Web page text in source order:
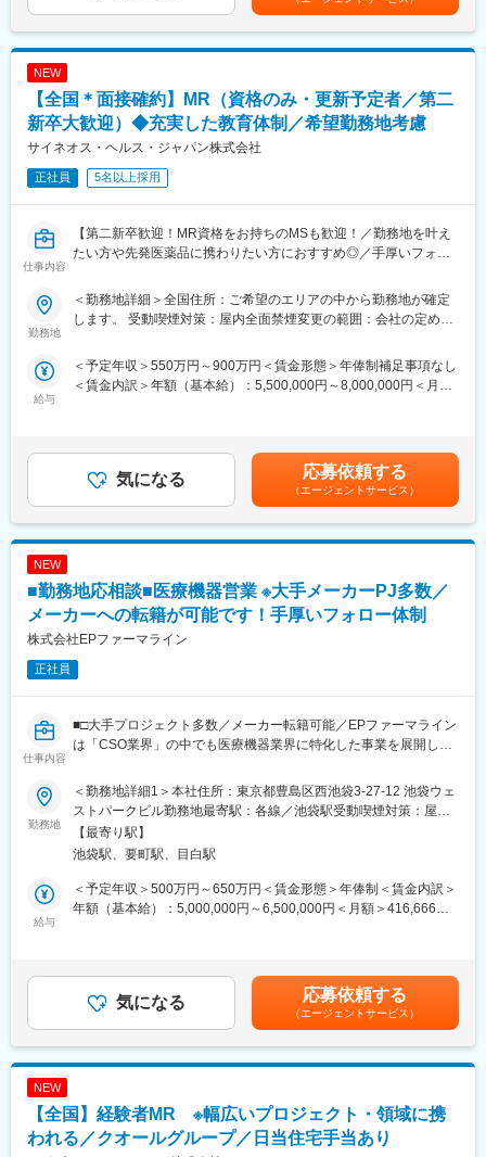
変更の範囲：会社の定める業務
製品教育、継続研修はもちろんのこと、オンコロジー領域専門研
修、ハイブリッドMR研修、
ビジネススキル研修、IT研修（エクセル、ｍｙMR君）等特徴的な
【当社について】
当社はエムスリーグループのであり、現在はCSO事業とメディカ
ルマーケター事業の2つの事業を柱にビジネスを展開しています。
【当社CSO事業の特徴】
■先発品特化型
先発品を扱うPJTをメインで受注しているため、基本的には入社
後2ndPJT以降も先発品の経験を積み、MRとして専門性を磨くこ
■IT特化型
PJTによってリモートMRという形態があることはもちろん、それ
例えば、効果的なリモートディテールの研修は全員受講頂くこと
が出来、そのほかにもmyMR君などのシステムを戦略的に活用す
変更の範囲：会社の定める業務
トによる）賃金はあくまでも目安の金額であり、選考を通じて上
下する可能性があります。月給(月額)は固定手当を含めた表記で
す。
NEW
【全国＊面接確約】MR（資格のみ・更新予定者／第二
新卒大歓迎）◆充実した教育体制／希望勤務地考慮
サイネオス・ヘルス・ジャパン株式会社
正社員 5名以上採用
仕事内容
【第二新卒歓迎！MR資格をお持ちのMSも歓迎！／勤務地を叶え
たい方や先発医薬品に携わりたい方におすすめ◎／手厚いフォロ
【はじめに】
MR資格をお持ちの方（MRの実務未経験OK）をお待ちしておりま
浅い方もMRとしてスキルが身に着く環境です。外資製薬メーカー
やバイオベンチャーとの繋がりが強く最先端の医薬品に携われる
■充実したサポート体制：
配属後は担当マネージャーが丁寧に支援します。日々の仕事の悩
みや、キャリア形成の相談等、伴走者として活躍をサポートしま
す。また知識・スキルレベルを上げるために様々な研修をご用意
しています。
■エリアを跨ぐ転勤なし：
初任地希望だけでなく、エリアを跨いでの転勤はございません。
2ndプロジェクト以降も希望や適性に応じて、アサインを検討い
たします。
■明確な評価制度：
自身の成果や頑張りが客観的に評価され、年収に反映されます。
また、在籍年数が増えると永年勤続報奨金や四半期一時金などの
手当もアップします。つまり、やりがいや努力がきちんと報われ
【キャリアパス】
入社後は希望や経験に応じたプロジェクトに配属します。メーカ
ーからオファーを受けた場合、メーカーに転籍することも可能で
す。オファーや延長依頼があったとしても、別のプロジェクトに
談を通じて、その時々に応じたプロジェクトを提示するなどフレ
キシブルにキャリアが形成できます。その他、本社部門（マネー
【業務内容】
大手製薬会社などを中心としたクライアントのプロジェクトへの
配属です。担当エリアの医療機関（開業医、病院）を訪問して、
医師、薬剤師に課題解決するための医薬品情報を提供、副作用情
報の収集を行っていただきます。
■新薬のプロモーション
■長期収載品の市場拡大
■ジェネリック医薬品のプロモーション
勤務地
＜勤務地詳細＞全国住所：ご希望のエリアの中から勤務地が確定
します。 受動喫煙対策：屋内全面禁煙変更の範囲：会社の定める
給与
＜予定年収＞550万円～900万円＜賃金形態＞年俸制補足事項なし
＜賃金内訳＞年額（基本給）：5,500,000円～8,000,000円＜月額
支給）※ただし支給条件があります賃金はあくまでも目安の金額で
あり、選考を通じて上下する可能性があります。月給(月額)は固定
気になる 応募依頼する
（エージェントサービス）
NEW
■勤務地応相談■医療機器営業 ※大手メーカーPJ多数／
メーカーへの転籍が可能です！手厚いフォロー体制
株式会社EPファーマライン
正社員
仕事内容
■□大手プロジェクト多数／メーカー転籍可能／EPファーマライン
は「CSO業界」の中でも医療機器業界に特化した事業を展開して
■募集概要：
EPファーマラインは「CSO業界」の中でも医療機器業界に特化し
た事業を展開している、国内でも数少ない大手企業です！現在医
療業界での営業経験をお持ちの方を対象に、医療機器の営業担当
を募集しております。
当社では大手メーカーの案件を数多く保有しており、カテーテ
ル、検査機器、電子カルテ、中には医療系Saas製品など幅広いア
医療業界内でのキャリアアップを考えている方、メーカーへの転
職を視野に入れている方等、全力でサポートいたしますので是非
ご応募ください！
■優良案件多数／メーカー転籍を支援
他社では見かけないような大手メーカーの案件や最先端製品の案
勤務地
＜勤務地詳細1＞本社住所：東京都豊島区西池袋3-27-12 池袋ウェ
ストパークビル勤務地最寄駅：各線／池袋駅受動喫煙対策：屋内
全面禁煙＜勤務地詳細2＞全国勤務(希望勤務地考慮)住所：全国に
営業所がございます。配属先は入社後に確定します。希望勤務地
より異なります。）変更の範囲：会社の定める事業所
【最寄り駅】
池袋駅、要町駅、目白駅
給与
＜予定年収＞500万円～650万円＜賃金形態＞年俸制＜賃金内訳＞
年額（基本給）：5,000,000円～6,500,000円＜月額＞416,666円
気になる 応募依頼する
（エージェントサービス）
NEW
【全国】経験者MR ※幅広いプロジェクト・領域に携
われる／クオールグループ／日当住宅手当あり